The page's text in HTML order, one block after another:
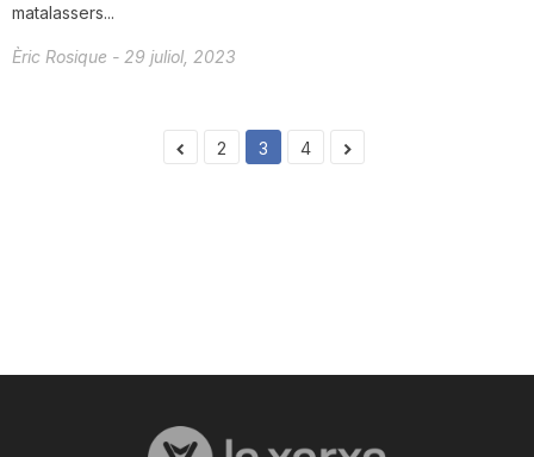
matalassers...
Èric Rosique - 29 juliol, 2023
2 3 4